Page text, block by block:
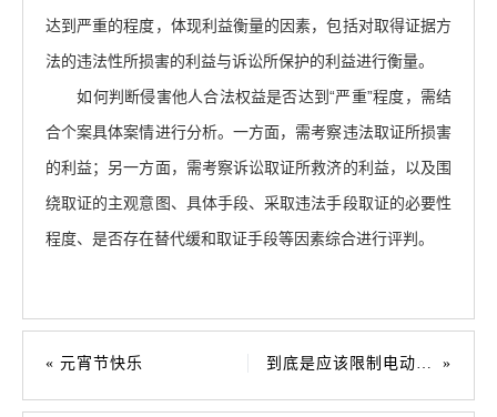
达到严重的程度，体现利益衡量的因素，包括对取得证据方
法的违法性所损害的利益与诉讼所保护的利益进行衡量。
如何判断侵害他人合法权益是否达到“严重”程度，需结
合个案具体案情进行分析。一方面，需考察违法取证所损害
的利益；另一方面，需考察诉讼取证所救济的利益，以及围
绕取证的主观意图、具体手段、采取违法手段取证的必要性
程度、是否存在替代缓和取证手段等因素综合进行评判。
元宵节快乐 到底是应该限制电动车上楼还是应该加强电动车电池质量的监管？